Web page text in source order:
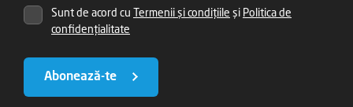
Sunt de acord cu Termenii și condițiile și Politica de
confidențialitate
Abonează-te